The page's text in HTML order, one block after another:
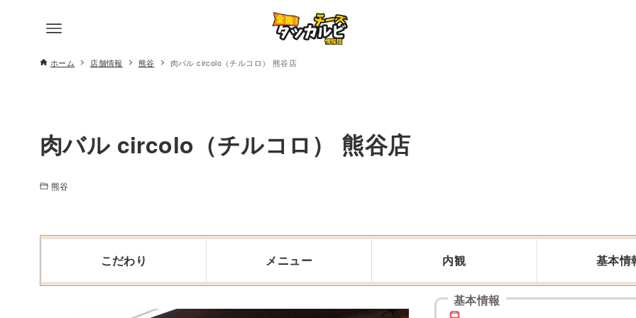
ホーム 店舗情報 熊谷 肉バル circolo（チルコロ） 熊谷店
肉バル circolo（チルコロ） 熊谷店
熊谷
こだわり メニュー 内観 基本情
基本情報